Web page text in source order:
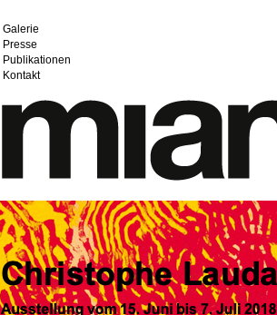
Galerie
Presse
Publikationen
Kontakt